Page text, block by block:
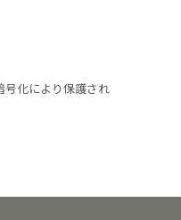
号化により保護され